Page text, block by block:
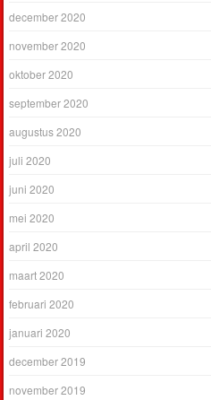
december 2020
november 2020
oktober 2020
september 2020
augustus 2020
juli 2020
juni 2020
mei 2020
april 2020
maart 2020
februari 2020
januari 2020
december 2019
november 2019